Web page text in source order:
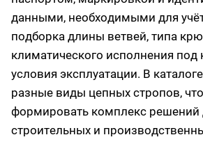
данными, необходимыми для
подборка длины ветвей, типа
климатического исполнения под
условия эксплуатации. В
разные виды цепных стропов,
формировать комплекс
строительных и